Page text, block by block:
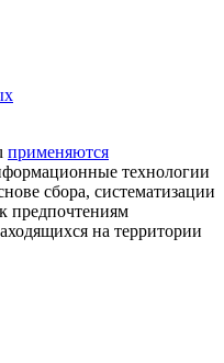
применяются
технологии
сбора, систематизации
предпочтениям
на территории